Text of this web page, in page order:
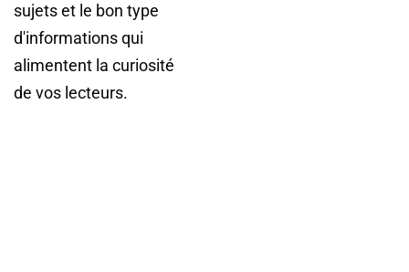
sujets et le bon type
d'informations qui
alimentent la curiosité
de vos lecteurs.